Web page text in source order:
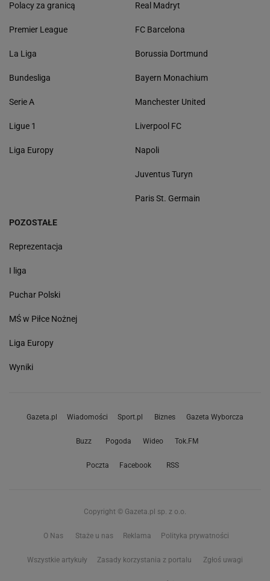
Polacy za granicą
Premier League
La Liga
Bundesliga
Serie A
Ligue 1
Liga Europy
Real Madryt
FC Barcelona
Borussia Dortmund
Bayern Monachium
Manchester United
Liverpool FC
Napoli
Juventus Turyn
Paris St. Germain
POZOSTAŁE
Reprezentacja
I liga
Puchar Polski
MŚ w Piłce Nożnej
Liga Europy
Wyniki
Gazeta.pl Wiadomości Sport.pl Biznes Gazeta Wyborcza
Buzz Pogoda Wideo Tok.FM
Poczta Facebook RSS
Copyright © Gazeta.pl sp. z o.o.
O Nas Staże u nas Reklama Polityka prywatności
Wszystkie artykuły Zasady korzystania z portalu Zgłoś uwagi